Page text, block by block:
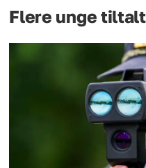
Flere unge